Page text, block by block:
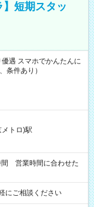
短期スタッ
遇 スマホでかんたんに
条件あり）
トロ)駅
にご相談ください